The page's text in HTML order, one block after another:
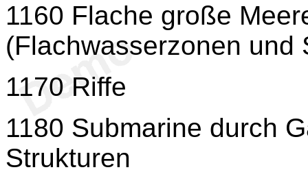
1160 Flache große
(Flachwasserzonen und
1170 Riffe
1180 Submarine durch
Strukturen